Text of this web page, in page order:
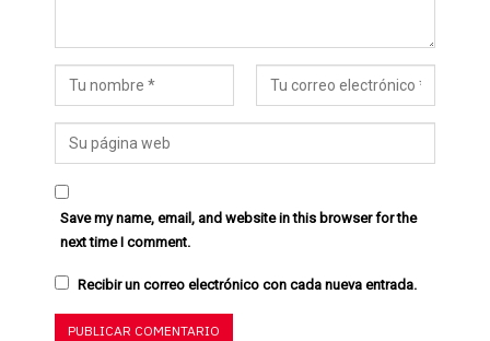
Save my name, email, and website in this browser for the
next time I comment.
Recibir un correo electrónico con cada nueva entrada.